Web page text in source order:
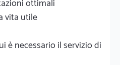
ottimali
vita utile
è necessario il servizio di